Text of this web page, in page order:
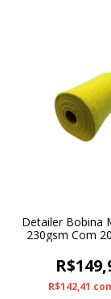
Detailer Bobina
230gsm Com
R$142,41